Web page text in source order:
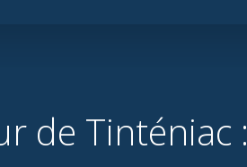
de Tinténiac :